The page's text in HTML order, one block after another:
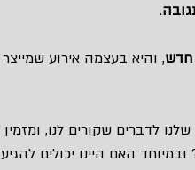
.
חדש, והיא בעצמה אירוע שמייצר
לדברים שקורים לנו, ומזמין
האם היינו יכולים